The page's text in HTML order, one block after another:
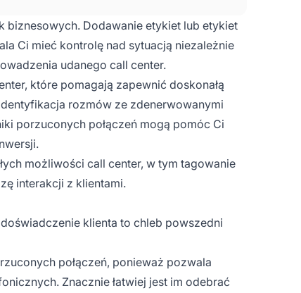
biznesowych. Dodawanie etykiet lub etykiet
Ci mieć kontrolę nad sytuacją niezależnie
udanego call center.
które pomagają zapewnić doskonałą
rozmów ze zdenerwowanymi
porzuconych połączeń mogą pomóc Ci
możliwości call center, w tym tagowanie
interakcji z klientami.
klienta to chleb powszedni
połączeń, ponieważ pozwala
Znacznie łatwiej jest im odebrać